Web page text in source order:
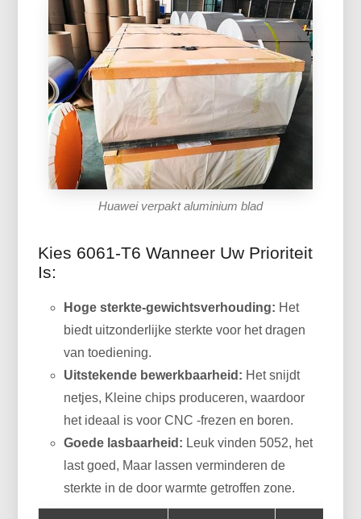
Huawei verpakt aluminium blad
Kies 6061-T6 Wanneer Uw Prioriteit
Is:
Hoge sterkte-gewichtsverhouding: Het
biedt uitzonderlijke sterkte voor het dragen
van toediening.
Uitstekende bewerkbaarheid: Het snijdt
netjes, Kleine chips produceren, waardoor
het ideaal is voor CNC -frezen en boren.
Goede lasbaarheid: Leuk vinden 5052, het
last goed, Maar lassen verminderen de
sterkte in de door warmte getroffen zone.